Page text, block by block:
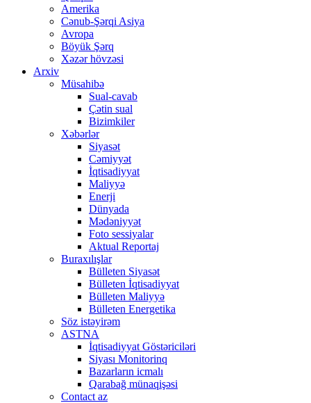
Amerika
Cənub-Şərqi Asiya
Avropa
Böyük Şərq
Xəzər hövzəsi
Arxiv
Müsahibə
Sual-cavab
Çətin sual
Bizimkiler
Xəbərlər
Siyasət
Cəmiyyət
İqtisadiyyat
Maliyyə
Enerji
Dünyada
Mədəniyyət
Foto sessiyalar
Aktual Reportaj
Buraxılışlar
Bülleten Siyasət
Bülleten İqtisadiyyat
Bülleten Maliyyə
Bülleten Energetika
Söz istəyirəm
ASTNA
İqtisadiyyat Göstəriciləri
Siyası Monitorinq
Bazarların icmalı
Qarabağ münaqişəsi
Contact az